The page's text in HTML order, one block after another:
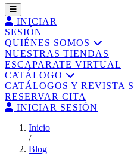
INICIAR
SESIÓN
QUIÉNES SOMOS
NUESTRAS TIENDAS
ESCAPARATE VIRTUAL
CATÁLOGO
CATÁLOGOS Y REVISTA
RESERVAR CITA
INICIAR SESIÓN
Inicio
/
Blog